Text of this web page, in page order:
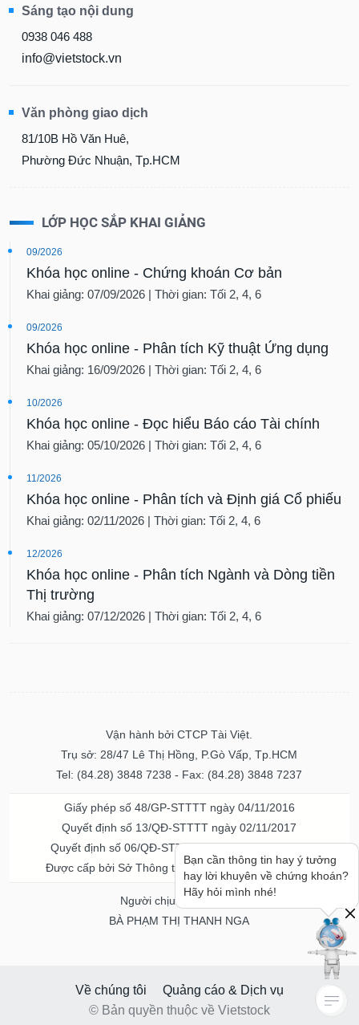
Sáng tạo nội dung
0938 046 488
info@vietstock.vn
Văn phòng giao dịch
81/10B Hồ Văn Huê,
Phường Đức Nhuận, Tp.HCM
LỚP HỌC SẮP KHAI GIẢNG
09/2026
Khóa học online - Chứng khoán Cơ bản
Khai giảng: 07/09/2026 | Thời gian: Tối 2, 4, 6
09/2026
Khóa học online - Phân tích Kỹ thuật Ứng dụng
Khai giảng: 16/09/2026 | Thời gian: Tối 2, 4, 6
10/2026
Khóa học online - Đọc hiểu Báo cáo Tài chính
Khai giảng: 05/10/2026 | Thời gian: Tối 2, 4, 6
11/2026
Khóa học online - Phân tích và Định giá Cổ phiếu
Khai giảng: 02/11/2026 | Thời gian: Tối 2, 4, 6
12/2026
Khóa học online - Phân tích Ngành và Dòng tiền
Thị trường
Khai giảng: 07/12/2026 | Thời gian: Tối 2, 4, 6
Vận hành bởi CTCP Tài Việt.
Trụ sở: 28/47 Lê Thị Hồng, P.Gò Vấp, Tp.HCM
Tel: (84.28) 3848 7238 - Fax: (84.28) 3848 7237
Giấy phép số 48/GP-STTTT ngày 04/11/2016
Quyết định số 13/QĐ-STTTT ngày 02/11/2017
Quyết định số 06/QĐ-STTTT-ICP ngày 20/07/2023
Được cấp bởi Sở Thông tin và Truyền thông TPHCM
Người chịu trách nhiệm
BÀ PHẠM THỊ THANH NGA
Về chúng tôi
Quảng cáo & Dịch vụ
© Bản quyền thuộc về Vietstock
Bạn cần thông tin hay ý tưởng
hay lời khuyên về chứng khoán?
Hãy hỏi mình nhé!